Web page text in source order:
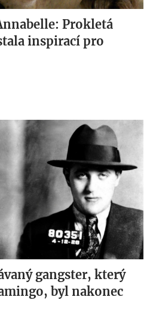
Prokletá
inspirací pro
gangster, který
byl nakonec